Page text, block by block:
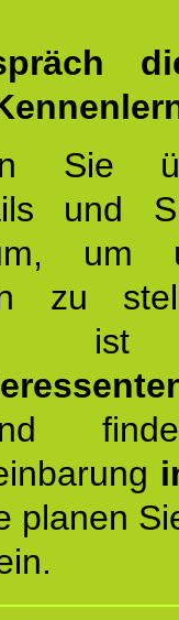
Sie
und
um
zu
planen